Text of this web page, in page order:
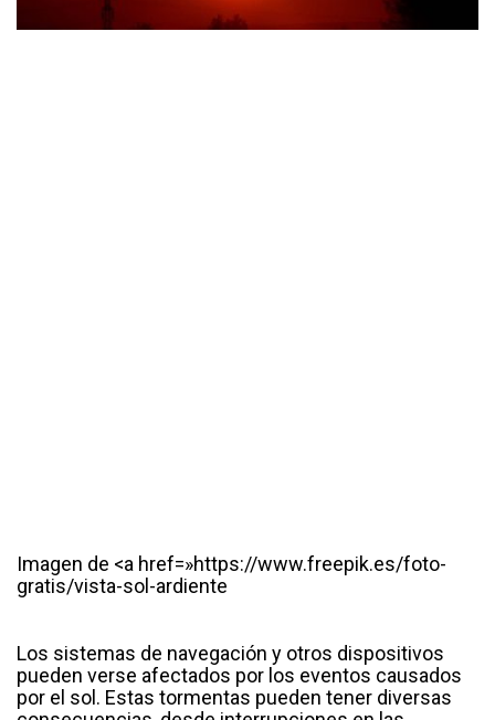
Imagen de <a href=»https://www.freepik.es/foto-
gratis/vista-sol-ardiente
Los sistemas de navegación y otros dispositivos
pueden verse afectados por los eventos causados
por el sol. Estas tormentas pueden tener diversas